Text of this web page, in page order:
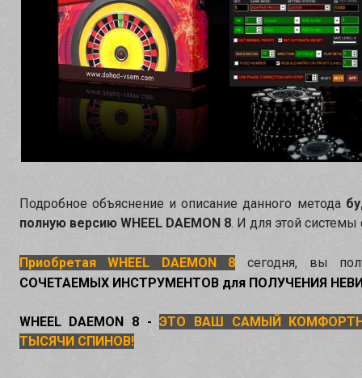
Подробное объяснение и описание данного метода
полную версию WHEEL DAEMON 8. И для этой системы
Приобретая WHEEL DAEMON 8 сегодня, вы
СОЧЕТАЕМЫХ ИНСТРУМЕНТОВ для ПОЛУЧЕНИЯ
WHEEL DAEMON 8 - ЭТО ВАШ САМЫЙ
ТЫСЯЧИ СПИНОВ!